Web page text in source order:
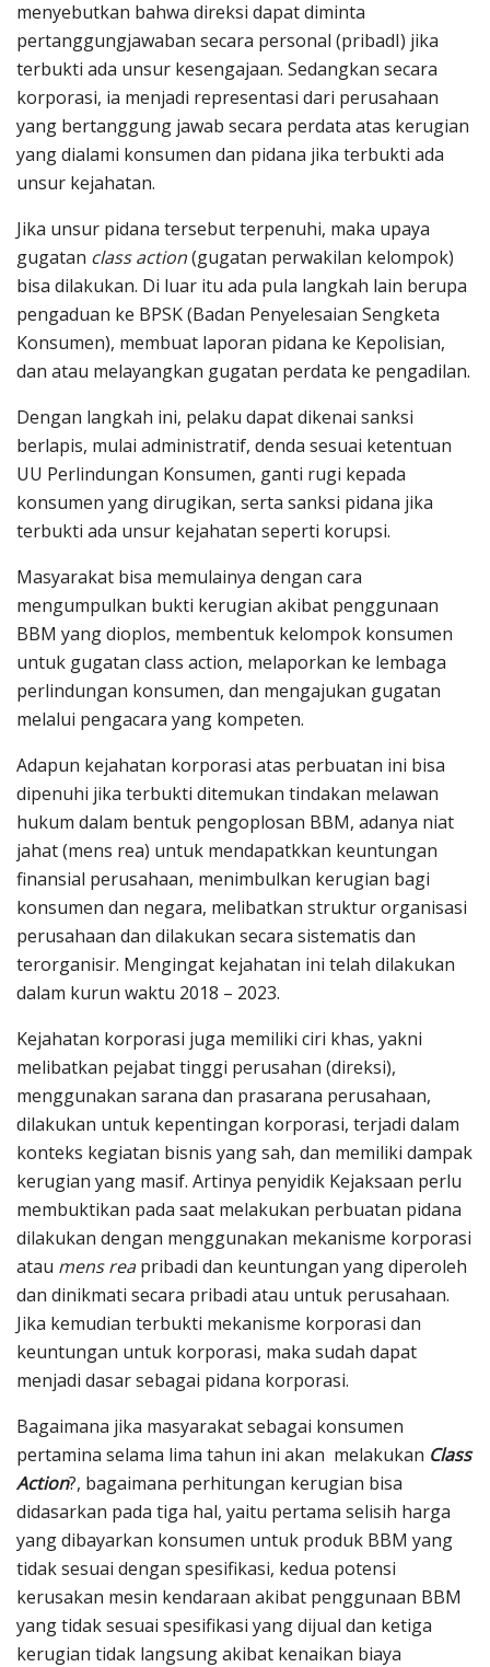
menyebutkan bahwa direksi dapat diminta
pertanggungjawaban secara personal (pribadI) jika
terbukti ada unsur kesengajaan. Sedangkan secara
korporasi, ia menjadi representasi dari perusahaan
yang bertanggung jawab secara perdata atas kerugian
yang dialami konsumen dan pidana jika terbukti ada
unsur kejahatan.
Jika unsur pidana tersebut terpenuhi, maka upaya
gugatan class action(gugatan perwakilan kelompok)
bisa dilakukan. Di luar itu ada pula langkah lain berupa
pengaduan ke BPSK (Badan Penyelesaian Sengketa
Konsumen), membuat laporan pidana ke Kepolisian,
dan atau melayangkan gugatan perdata ke pengadilan.
Dengan langkah ini, pelaku dapat dikenai sanksi
berlapis, mulai administratif, denda sesuai ketentuan
UU Perlindungan Konsumen, ganti rugi kepada
konsumen yang dirugikan, serta sanksi pidana jika
terbukti ada unsur kejahatan seperti korupsi.
Masyarakat bisa memulainya dengan cara
mengumpulkan bukti kerugian akibat penggunaan
BBM yang dioplos, membentuk kelompok konsumen
untuk gugatan class action, melaporkan ke lembaga
perlindungan konsumen, dan mengajukan gugatan
melalui pengacara yang kompeten.
Adapun kejahatan korporasi atas perbuatan ini bisa
dipenuhi jika terbukti ditemukan tindakan melawan
hukum dalam bentuk pengoplosan BBM, adanya niat
jahat (mens rea) untuk mendapatkkan keuntungan
finansial perusahaan, menimbulkan kerugian bagi
konsumen dan negara, melibatkan struktur organisasi
perusahaan dan dilakukan secara sistematis dan
terorganisir. Mengingat kejahatan ini telah dilakukan
dalam kurun waktu 2018 – 2023.
Kejahatan korporasi juga memiliki ciri khas, yakni
melibatkan pejabat tinggi perusahan (direksi),
menggunakan sarana dan prasarana perusahaan,
dilakukan untuk kepentingan korporasi, terjadi dalam
konteks kegiatan bisnis yang sah, dan memiliki dampak
kerugian yang masif. Artinya penyidik Kejaksaan perlu
membuktikan pada saat melakukan perbuatan pidana
dilakukan dengan menggunakan mekanisme korporasi
atau mens reapribadi dan keuntungan yang diperoleh
dan dinikmati secara pribadi atau untuk perusahaan.
Jika kemudian terbukti mekanisme korporasi dan
keuntungan untuk korporasi, maka sudah dapat
menjadi dasar sebagai pidana korporasi.
Bagaimana jika masyarakat sebagai konsumen
pertamina selama lima tahun ini akan melakukan Class
Action?, bagaimana perhitungan kerugian bisa
didasarkan pada tiga hal, yaitu pertama selisih harga
yang dibayarkan konsumen untuk produk BBM yang
tidak sesuai dengan spesifikasi, kedua potensi
kerusakan mesin kendaraan akibat penggunaan BBM
yang tidak sesuai spesifikasi yang dijual dan ketiga
kerugian tidak langsung akibat kenaikan biaya